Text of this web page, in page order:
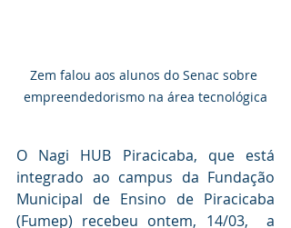
Zem falou aos alunos do Senac sobre
empreendedorismo na área tecnológica
O Nagi HUB Piracicaba, que está
integrado ao campus da Fundação
Municipal de Ensino de Piracicaba
(Fumep) recebeu ontem, 14/03,  a